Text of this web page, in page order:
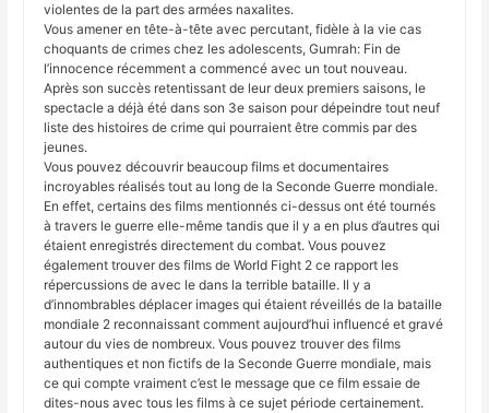
violentes de la part des armées naxalites.
Vous amener en tête-à-tête avec percutant, fidèle à la vie cas
choquants de crimes chez les adolescents, Gumrah: Fin de
l’innocence récemment a commencé avec un tout nouveau.
Après son succès retentissant de leur deux premiers saisons, le
spectacle a déjà été dans son 3e saison pour dépeindre tout neuf
liste des histoires de crime qui pourraient être commis par des
jeunes.
Vous pouvez découvrir beaucoup films et documentaires
incroyables réalisés tout au long de la Seconde Guerre mondiale.
En effet, certains des films mentionnés ci-dessus ont été tournés
à travers le guerre elle-même tandis que il y a en plus d’autres qui
étaient enregistrés directement du combat. Vous pouvez
également trouver des films de World Fight 2 ce rapport les
répercussions de avec le dans la terrible bataille. Il y a
d’innombrables déplacer images qui étaient réveillés de la bataille
mondiale 2 reconnaissant comment aujourd’hui influencé et gravé
autour du vies de nombreux. Vous pouvez trouver des films
authentiques et non fictifs de la Seconde Guerre mondiale, mais
ce qui compte vraiment c’est le message que ce film essaie de
dites-nous avec tous les films à ce sujet période certainement.